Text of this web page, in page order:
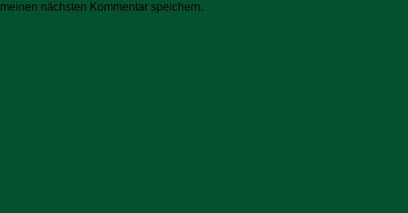
nächsten Kommentar speichern.